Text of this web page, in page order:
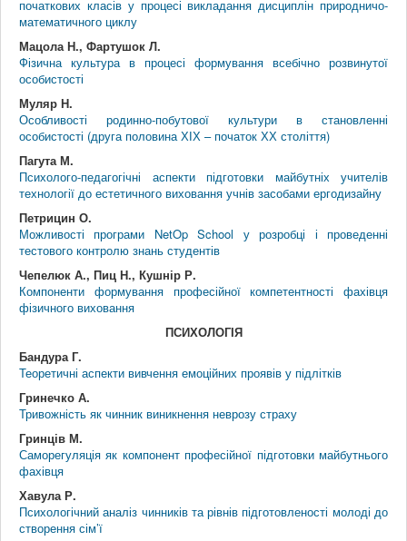
початкових класів у процесі викладання дисциплін природничо-
математичного циклу
Мацола Н., Фартушок Л.
Фізична культура в процесі формування всебічно розвинутої
особистості
Муляр Н.
Особливості родинно-побутової культури в становленні
особистості (друга половина ХІХ – початок ХХ століття)
Пагута М.
Психолого-педагогічні аспекти підготовки майбутніх учителів
технології до естетичного виховання учнів засобами ергодизайну
Петрицин О.
Можливості програми NetOp School у розробці і проведенні
тестового контролю знань студентів
Чепелюк А., Пиц Н., Кушнір Р.
Компоненти формування професійної компетентності фахівця
фізичного виховання
ПСИХОЛОГІЯ
Бандура Г.
Теоретичні аспекти вивчення емоційних проявів у підлітків
Гринечко А.
Тривожність як чинник виникнення неврозу страху
Гринців М.
Саморегуляція як компонент професійної підготовки майбутнього
фахівця
Хавула Р.
Психологічний аналіз чинників та рівнів підготовленості молоді до
створення сім’ї